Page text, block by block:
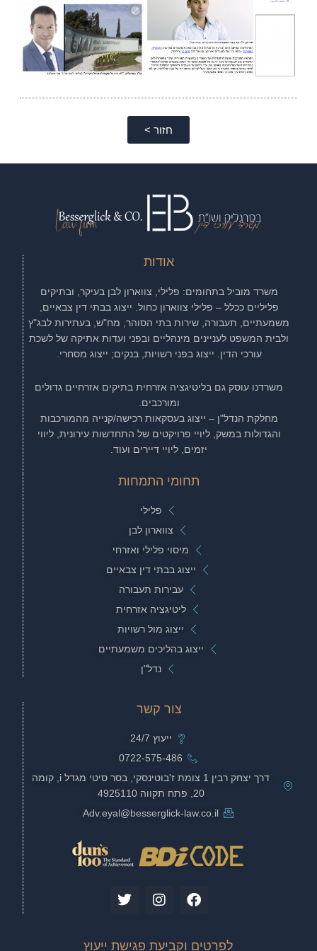
חזור >
אודות
משרד מוביל בתחומים: פלילי, צווארון לבן בעיקר, ובתיקים
פליליים ככלל – פלילי צווארון כחול. ייצוג בבתי דין צבאיים,
משמעתיים, תעבורה, שירות בתי הסוהר, מח"ש, בעתירות לבג"ץ
ולבית המשפט לעניינים מינהליים ובפני ועדות אתיקה של לשכת
עורכי הדין. ייצוג בפני רשויות, בנקים; ייצוג מסחרי.
משרדנו עוסק גם בליטיגציה אזרחית בתיקים אזרחיים גדולים
ומורכבים.
מחלקת הנדל"ן – ייצוג בעסקאות רכישה/קנייה מהמורכבות
והגדולות במשק, ליויי פרויקטים של התחדשות עירונית, ליווי
יזמים, ליויי דיירים ועוד.
תחומי התמחות
פלילי
צווארון לבן
מיסוי פלילי ואזרחי
ייצוג בבתי דין צבאיים
עבירות תעבורה
ליטיגציה אזרחית
ייצוג מול רשויות
ייצוג בהליכים משמעתיים
נדל"ן
צור קשר
ייעוץ 24/7
0722-575-486
דרך יצחק רבין 1 צומת ז'בוטינסקי, בסר סיטי מגדל i, קומה
20, פתח תקווה 4925110
Adv.eyal@besserglick-law.co.il
F
a
I
n
T
w
לפרטים וקביעת פגישת ייעוץ